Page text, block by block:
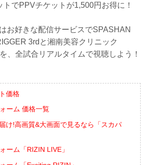
でPPVチケットが1,500円お得に！
お好きな配信サービスでSPASHAN
3rdと湘南美容クリニック
、全試合リアルタイムで視聴しよう！
価格
ーム 価格一覧
け!高画質&大画面で見るなら「スカパ
ーム「RIZIN LIVE」